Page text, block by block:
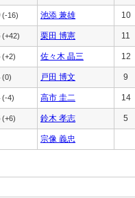
(-16) 池添 兼雄 10
(+42) 栗田 博憲 11
(+2) 佐々木 晶三 12
(0) 戸田 博文 9
(-4) 高市 圭二 14
(+6) 鈴木 孝志 5
宗像 義忠